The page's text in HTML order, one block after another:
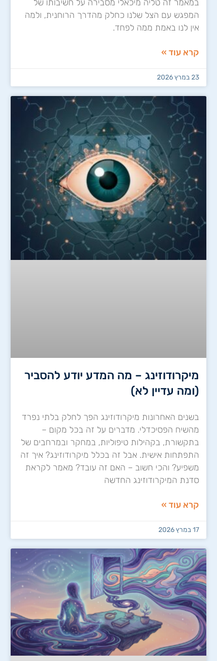
במאמר זה טליה מיכאלי מסבירה על חשיבותו של
המפגש עם הצל שלנו כחלק מהדרך הרוחנית, ולמה
אין לנו באמת ממה לפחד.
קרא עוד »
23 במרץ 2026
מיקרודוזינג – מה המדע יודע להסביר
(ומה עדיין לא)
בשנים האחרונות מיקרודוזינג הפך לחלק בלתי נפרד
מהשיח הפסיכדלי. מדברים על זה בכל מקום –
בתקשורת, בקהילות טיפוליות, במחקר ובמרחבים של
התפתחות אישית. אבל זה בכלל מיקרודוזינג? איך זה
משפיע? והכי חשוב – האם זה עובד? מאמר לקראת
סדנת המיקרודוזינג החדשה
קרא עוד »
17 במרץ 2026